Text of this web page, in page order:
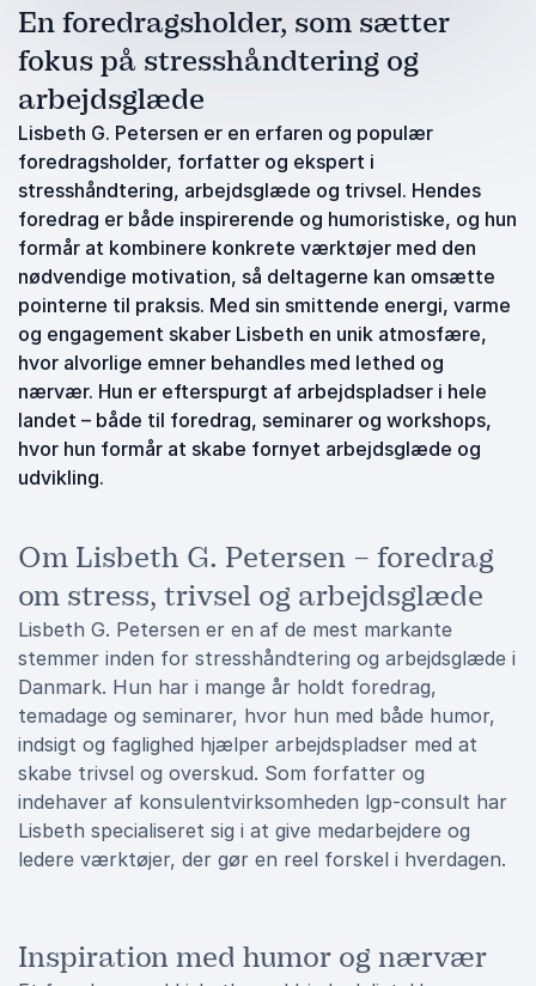
En foredragsholder, som sætter
fokus på stresshåndtering og
arbejdsglæde
Lisbeth G. Petersen er en erfaren og populær
foredragsholder, forfatter og ekspert i
stresshåndtering, arbejdsglæde og trivsel. Hendes
foredrag er både inspirerende og humoristiske, og hun
formår at kombinere konkrete værktøjer med den
nødvendige motivation, så deltagerne kan omsætte
pointerne til praksis. Med sin smittende energi, varme
og engagement skaber Lisbeth en unik atmosfære,
hvor alvorlige emner behandles med lethed og
nærvær. Hun er efterspurgt af arbejdspladser i hele
landet – både til foredrag, seminarer og workshops,
hvor hun formår at skabe fornyet arbejdsglæde og
udvikling.
Om Lisbeth G. Petersen – foredrag
om stress, trivsel og arbejdsglæde
Lisbeth G. Petersen er en af de mest markante
stemmer inden for stresshåndtering og arbejdsglæde i
Danmark. Hun har i mange år holdt foredrag,
temadage og seminarer, hvor hun med både humor,
indsigt og faglighed hjælper arbejdspladser med at
skabe trivsel og overskud. Som forfatter og
indehaver af konsulentvirksomheden lgp-consult har
Lisbeth specialiseret sig i at give medarbejdere og
ledere værktøjer, der gør en reel forskel i hverdagen.
Inspiration med humor og nærvær